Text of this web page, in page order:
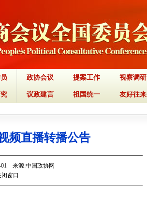
政协会议 提案工作 视察调研
议政建言 祖国统一 友好往来
频直播转播公告
来源:中国政协网
闭窗口